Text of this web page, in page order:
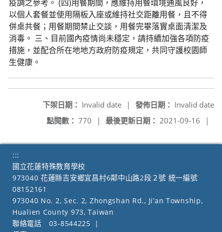
疫調之參考。 (四)用餐期間，應維持用餐環境通風良好，
以個人套餐並使用隔板入座或維持社交距離用餐，且不得
併桌共餐；用餐期間禁止交談，用餐完畢落實桌面清潔及
消毒。 三、目前國內疫情尚未穩定，請持續加強各項防疫
措施，並配合所在地地方政府防疫規定，共同守護校園師
生健康。
發佈日期： Invalid date
下架日期： Invalid date
|
最後更新日期： 2021-09-16 |
點閱數： 770 |
:::
國立花蓮特殊教育學校
973040 花蓮縣吉安鄉宜昌村6鄰中山路2段２號 統一編號
08152161
973040 No. 2, Sec. 2, Zhongshan Rd., Ji’an Township,
Hualien County 973, Taiwan
聯絡電話
03-8544225
|